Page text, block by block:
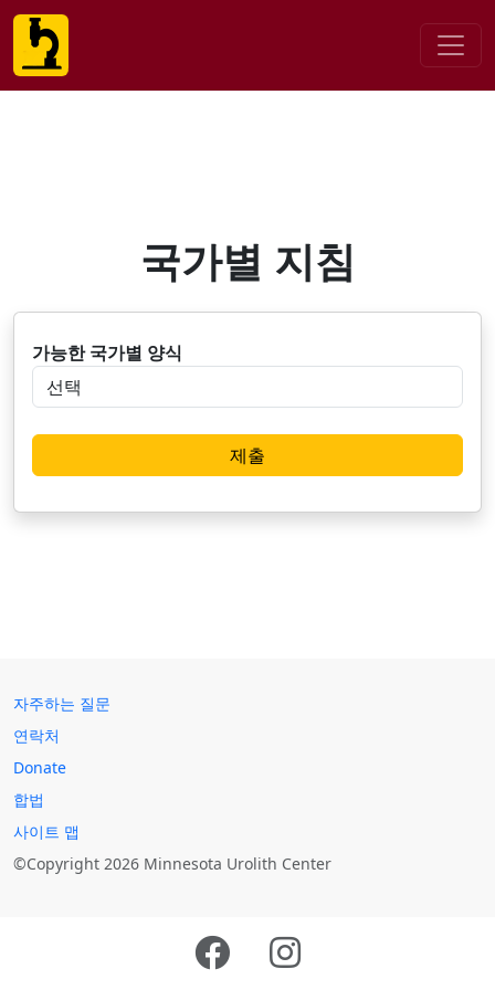
국가별 지침
가능한 국가별 양식
자주하는 질문
연락처
Donate
합법
사이트 맵
©Copyright 2026 Minnesota Urolith Center